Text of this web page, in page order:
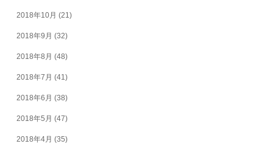
2018年10月 (21)
2018年9月 (32)
2018年8月 (48)
2018年7月 (41)
2018年6月 (38)
2018年5月 (47)
2018年4月 (35)